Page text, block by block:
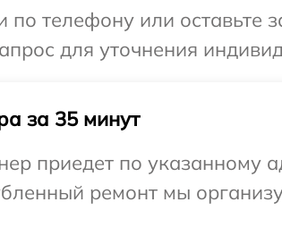
по телефону или оставьте
для уточнения
за 35 минут
приедет по указанному
ремонт мы